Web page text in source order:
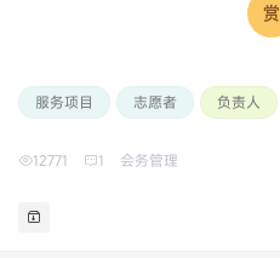
服务项目 志愿者 负责人
12771 1 会务管理